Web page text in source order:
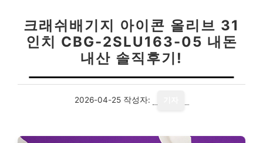
크래쉬배기지 아이콘 올리브 31
인치 CBG-2SLU163-05 내돈
내산 솔직후기!
2026-04-25 작성자: